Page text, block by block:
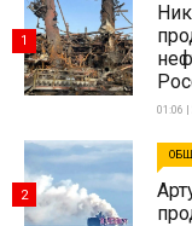
01:06 |
1
2